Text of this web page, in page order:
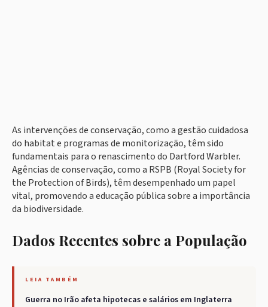
As intervenções de conservação, como a gestão cuidadosa
do habitat e programas de monitorização, têm sido
fundamentais para o renascimento do Dartford Warbler.
Agências de conservação, como a RSPB (Royal Society for
the Protection of Birds), têm desempenhado um papel
vital, promovendo a educação pública sobre a importância
da biodiversidade.
Dados Recentes sobre a População
LEIA TAMBÉM
Guerra no Irão afeta hipotecas e salários em Inglaterra